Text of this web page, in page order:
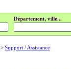
Département, ville...
> Support / Assistance